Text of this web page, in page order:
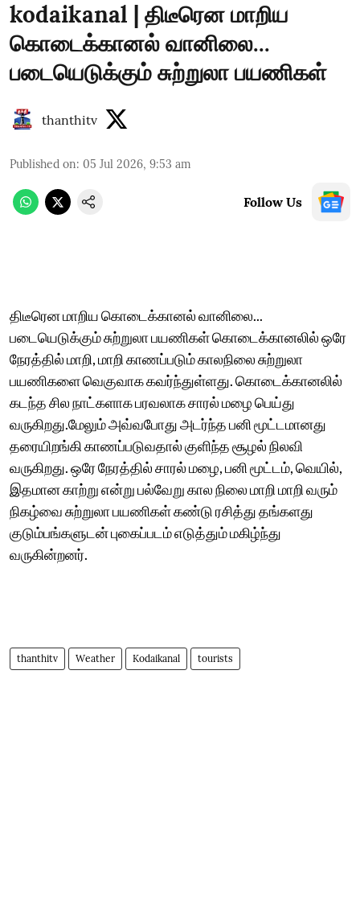
kodaikanal | திடீரென மாறிய
கொடைக்கானல் வானிலை...
படையெடுக்கும் சுற்றுலா பயணிகள்
thanthitv
Published on: 05 Jul 2026, 9:53 am
Follow Us
திடீரென மாறிய கொடைக்கானல் வானிலை...
படையெடுக்கும் சுற்றுலா பயணிகள் கொடைக்கானலில் ஒரே
நேரத்தில் மாறி, மாறி காணப்படும் காலநிலை சுற்றுலா
பயணிகளை வெகுவாக கவர்ந்துள்ளது. கொடைக்கானலில்
கடந்த சில நாட்களாக பரவலாக சாரல் மழை பெய்து
வருகிறது.மேலும் அவ்வபோது அடர்ந்த பனி மூட்டமானது
தரையிறங்கி காணப்படுவதால் குளிந்த சூழல் நிலவி
வருகிறது. ஒரே நேரத்தில் சாரல் மழை, பனி மூட்டம், வெயில்,
இதமான காற்று என்று பல்வேறு கால நிலை மாறி மாறி வரும்
நிகழ்வை சுற்றுலா பயணிகள் கண்டு ரசித்து தங்களது
குடும்பங்களுடன் புகைப்படம் எடுத்தும் மகிழ்ந்து
வருகின்றனர்.
thanthitv Weather Kodaikanal tourists